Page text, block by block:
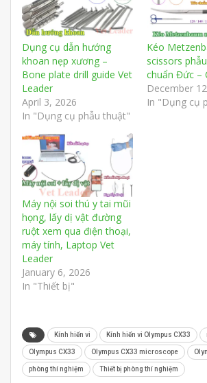
Dụng cụ dẫn hướng
khoan nẹp xương –
Bone plate drill guide Vet
Leader
April 3, 2026
In "Dụng cụ phẫu thuật"
Kéo
scissors
chuẩn Đức –
December
In "Dụng cụ
Máy nội soi thú y tai mũi
họng, lấy dị vật đường
ruột xem qua điện thoại,
máy tính, Laptop Vet
Leader
January 6, 2026
In "Thiết bị"
Kính hiển vi Kính hiển vi Olympus CX33
Olympus CX33 Olympus CX33 microscope
phòng thí nghiệm Thiết bị phòng thí nghiệm